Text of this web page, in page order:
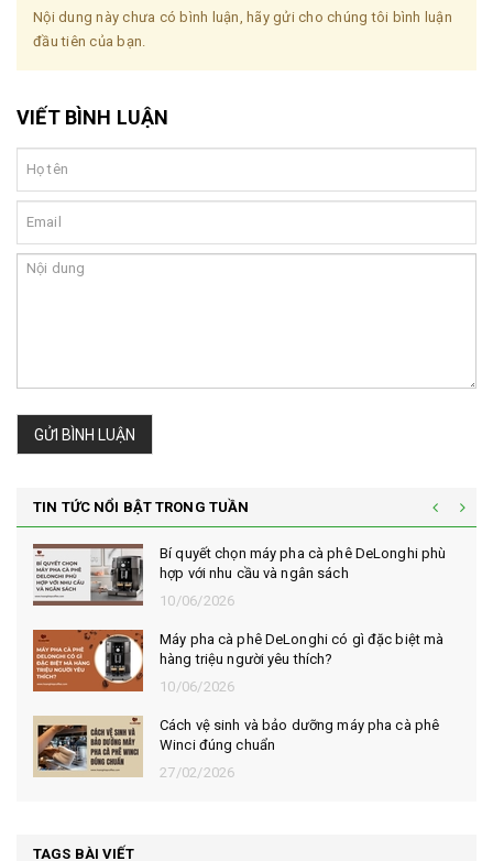
Nội dung này chưa có bình luận, hãy gửi cho chúng tôi bình luận
đầu tiên của bạn.
VIẾT BÌNH LUẬN
GỬI BÌNH LUẬN
TIN TỨC NỔI BẬT TRONG TUẦN
Bí quyết chọn máy pha cà phê DeLonghi phù
hợp với nhu cầu và ngân sách
10/06/2026
Máy pha cà phê DeLonghi có gì đặc biệt mà
hàng triệu người yêu thích?
10/06/2026
Cách vệ sinh và bảo dưỡng máy pha cà phê
Winci đúng chuẩn
27/02/2026
TAGS BÀI VIẾT